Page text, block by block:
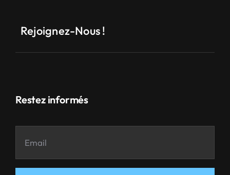
Rejoignez-Nous !
Restez informés